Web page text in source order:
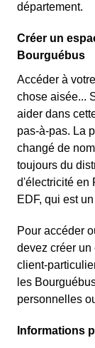
département.
Créer un
Bourguébus
Accéder à
chose aisée...
aider dans
pas-à-pas. La
changé de
toujours du
d'électricité en
EDF, qui est
Pour accéder
devez créer un
client-
les
personnelles
Informations